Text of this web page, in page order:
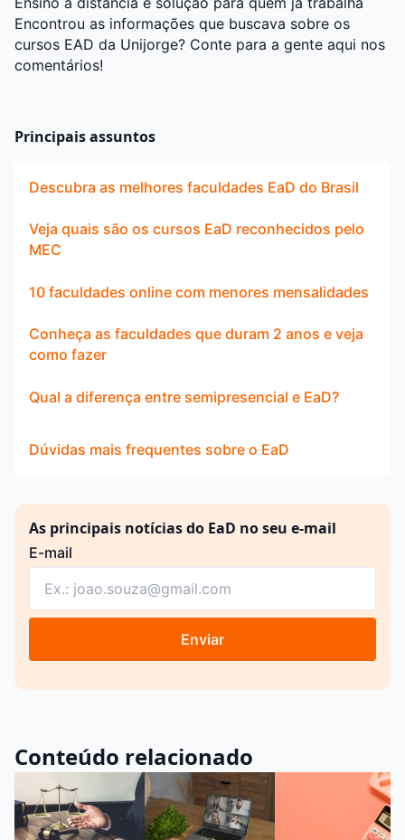
Encontrou as informações que buscava sobre os
cursos EAD da Unijorge? Conte para a gente aqui nos
comentários!
Principais assuntos
Descubra as melhores faculdades EaD do Brasil
Veja quais são os cursos EaD reconhecidos pelo
MEC
10 faculdades online com menores mensalidades
Conheça as faculdades que duram 2 anos e veja
como fazer
Qual a diferença entre semipresencial e EaD?
Dúvidas mais frequentes sobre o EaD
As principais notícias do EaD no seu e-mail
E-mail
Enviar
Conteúdo relacionado